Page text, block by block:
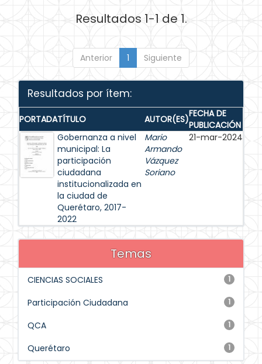
Resultados 1-1 de 1.
Anterior 1 Siguiente
Resultados por ítem:
PORTADATÍTULO AUTOR(ES)FECHA DE
PUBLICACIÓN
Gobernanza a nivel
municipal: La
participación
ciudadana
institucionalizada en
la ciudad de
Querétaro, 2017-
2022
Mario
Armando
Vázquez
Soriano
21-mar-2024
Temas
1
CIENCIAS SOCIALES
1
Participación Ciudadana
1
QCA
1
Querétaro